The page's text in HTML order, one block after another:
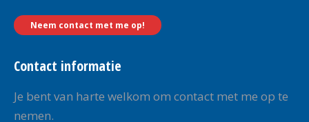
Neem contact met me op!
Contact informatie
Je bent van harte welkom om contact met me op te
nemen.